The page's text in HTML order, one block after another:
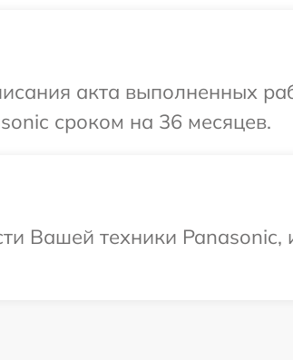
акта выполненных
сроком на 36 месяцев.
Вашей техники